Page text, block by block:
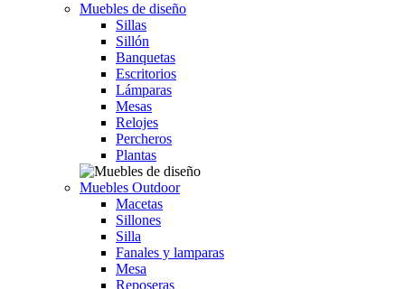
Muebles de diseño
Sillas
Sillón
Banquetas
Escritorios
Lámparas
Mesas
Relojes
Percheros
Plantas
Muebles Outdoor
Macetas
Sillones
Silla
Fanales y lamparas
Mesa
Reposeras